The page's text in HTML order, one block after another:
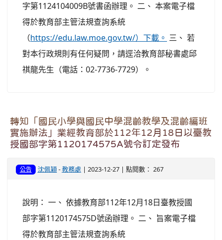
字第1124104009B號書函辦理。 二、 本案電子檔
得於教育部主管法規查詢系統
（https://edu.law.moe.gov.tw/）下載。 三、 若
對本行政規則有任何疑問，請逕洽教育部秘書處邱
祺龍先生（電話：02-7736-7729）。
轉知「國民小學與國民中學混齡教學及混齡編班
實施辦法」業經教育部於112年12月18日以臺教
授國部字第1120174575A號令訂定發布
公告 沈佩穎-教務處 | 2023-12-27 | 點閱數： 267
說明： 一、 依據教育部112年12月18日臺教授國
部字第1120174575D號函辦理。 二、 旨案電子檔
得於教育部主管法規查詢系統